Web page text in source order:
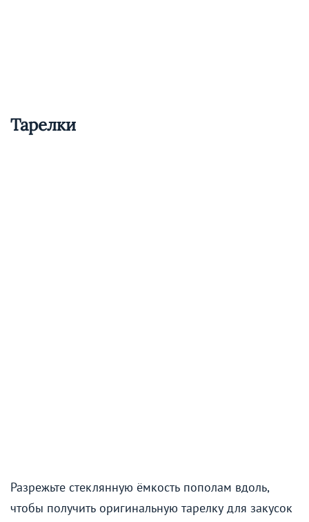
Тарелки
Разрежьте стеклянную ёмкость пополам вдоль,
чтобы получить оригинальную тарелку для закусок